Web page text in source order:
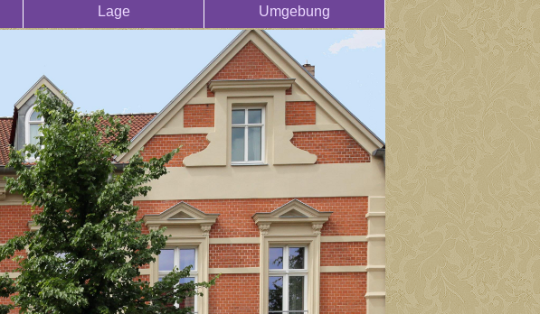
Lage Umgebung